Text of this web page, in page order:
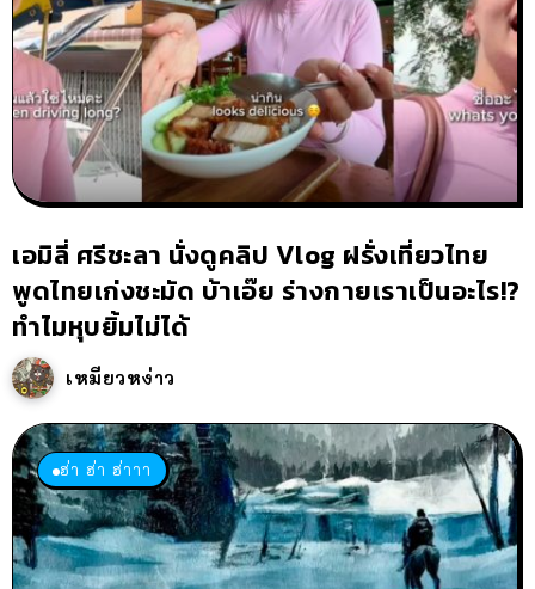
เอมิลี่ ศรีชะลา นั่งดูคลิป Vlog ฝรั่งเที่ยวไทย
พูดไทยเก่งชะมัด บ้าเอ๊ย ร่างกายเราเป็นอะไร!?
ทำไมหุบยิ้มไม่ได้
เหมียวหง่าว
ฮ่า ฮ่า ฮ่าาา